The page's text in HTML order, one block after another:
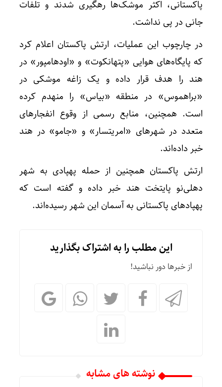
پاکستانی، اکثر موشک‌ها رهگیری شدند و تلفات
جانی در پی نداشت.
در چارچوب این عملیات، ارتش پاکستان اعلام کرد
که پایگاه‌های هوایی «پتهانکوت» و «اودهامپور» در
هند را هدف قرار داده و یک زاغه موشکی در
«براهموس» در منطقه «بیاس» را منهدم کرده
است. همچنین، منابع رسمی از وقوع انفجارهای
متعدد در شهرهای «امریتسار» و «جامو» در هند
خبر داده‌اند.
ارتش پاکستان همچنین از حمله پهپادی به شهر
دهلی‌نو پایتخت هند خبر داده و گفته است که
پهپادهای پاکستانی به آسمان این شهر رسیده‌اند.
این مطلب را به اشتراک بگذارید
از خبرها دور نباشید!
نوشته های مشابه